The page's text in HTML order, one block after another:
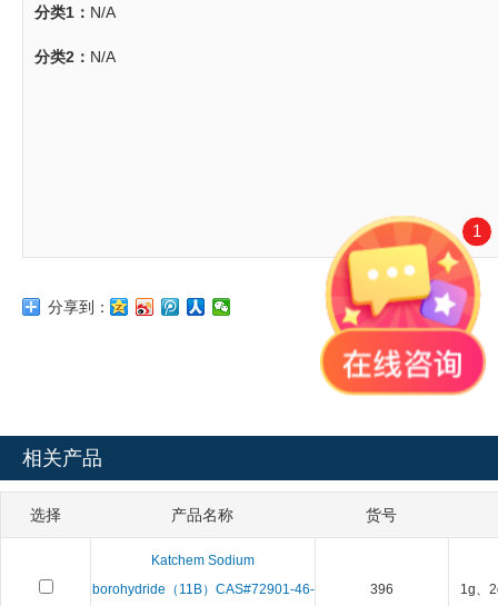
分类1： N/A
分类2： N/A
分享到：
相关产品
选择 产品名称 货号
Katchem Sodium
borohydride（11B）CAS#72901-46-
396 1g、
1